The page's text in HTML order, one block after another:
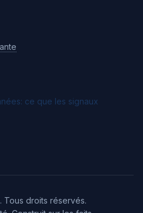
ce que les signaux
Tous droits réservés.